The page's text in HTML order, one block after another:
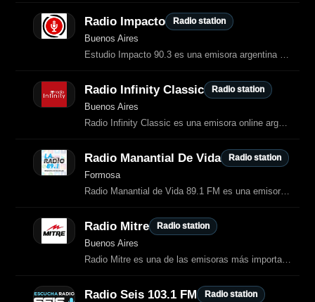
Radio Impacto Radio station
Buenos Aires
Estudio Impacto 90.3 es una emisora argentina que combina música, información y
Radio Infinity Classic Radio station
Buenos Aires
Radio Infinity Classic es una emisora online argentina dedicada a los grandes clásicos del pop y rock de los años 70, 80, 90 y 2000.
Radio Manantial De Vida Radio station
Formosa
Radio Manantial de Vida 89.1 FM es una emisora cristiana de Trelew que
Radio Mitre Radio station
Buenos Aires
Radio Mitre es una de las emisoras más importantes de Argentina, líder en noticias, análisis y programas periodísticos.
Radio Seis 103.1 FM Radio station